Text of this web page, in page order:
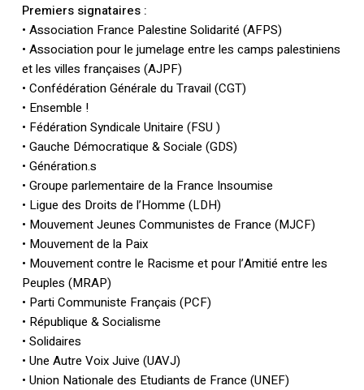
Premiers signataires :
• Association France Palestine Solidarité (AFPS)
• Association pour le jumelage entre les camps palestiniens
et les villes françaises (AJPF)
• Confédération Générale du Travail (CGT)
• Ensemble !
• Fédération Syndicale Unitaire (FSU )
• Gauche Démocratique & Sociale (GDS)
• Génération.s
• Groupe parlementaire de la France Insoumise
• Ligue des Droits de l’Homme (LDH)
• Mouvement Jeunes Communistes de France (MJCF)
• Mouvement de la Paix
• Mouvement contre le Racisme et pour l’Amitié entre les
Peuples (MRAP)
• Parti Communiste Français (PCF)
• République & Socialisme
• Solidaires
• Une Autre Voix Juive (UAVJ)
• Union Nationale des Etudiants de France (UNEF)